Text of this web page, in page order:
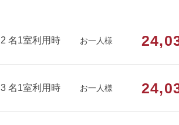
2 名1室利用時 お一人様
3 名1室利用時 お一人様